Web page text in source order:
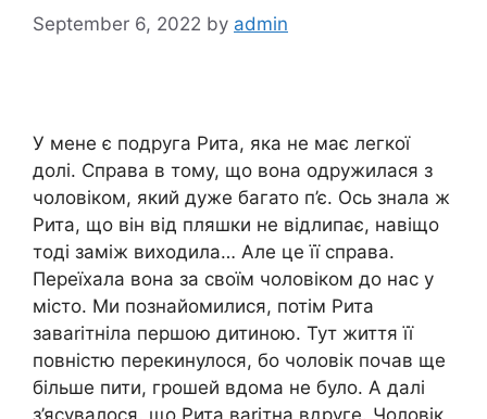
September 6, 2022 by admin
У мене є подруга Рита, яка не має легкої
долі. Справа в тому, що вона одружилася з
чоловіком, який дуже багато п’є. Ось знала ж
Рита, що він від пляшки не відлипає, навіщо
тоді заміж виходила… Але це її справа.
Переїхала вона за своїм чоловіком до нас у
місто. Ми познайомилися, потім Рита
заваrітніла першою дитиною. Тут життя її
повністю перекинулося, бо чоловік почав ще
більше пити, грошей вдома не було. А далі